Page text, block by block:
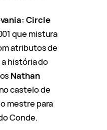
Circle
que mistura
atributos de
história do
Nathan
castelo de
mestre para
Conde.